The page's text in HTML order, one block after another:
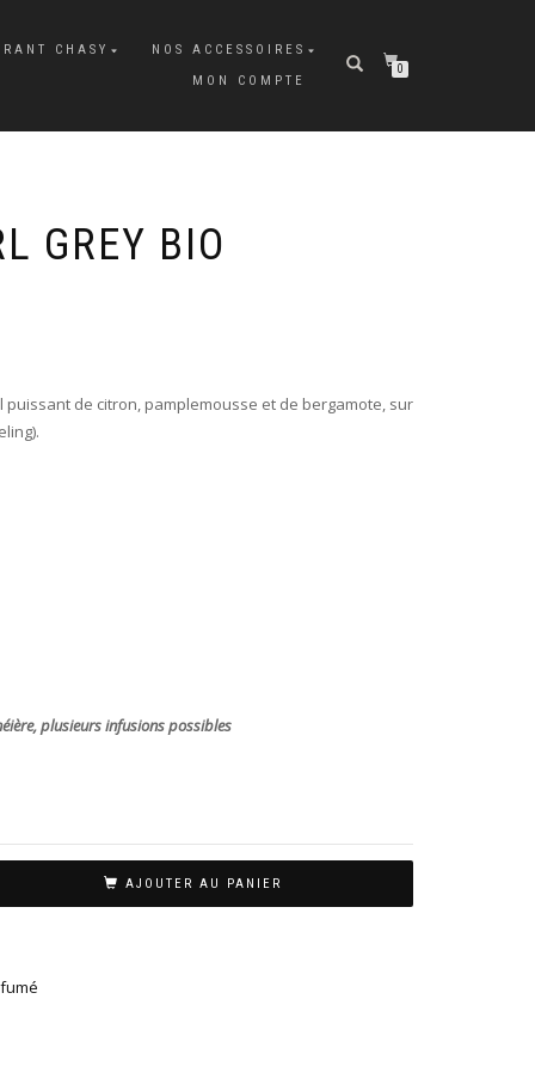
CHASY
NOS ACCESSOIRES
MON COMPTE
0
GREY BIO
puissant de citron, pamplemousse et de bergamote, sur
plusieurs infusions possibles
AJOUTER AU PANIER